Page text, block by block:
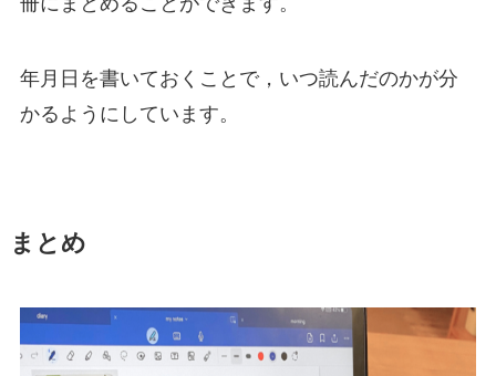
年月日を書いておくことで，いつ読んだのかが分
かるようにしています。
まとめ